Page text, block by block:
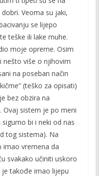
Veoma su jaki,
se lijepo
teške ili lake muhe.
moje opreme. Osim
nešto više o njihovim
na poseban način
(teško za opisati)
bez obzira na
Ovaj sistem je po meni
bi i neki od nas
tog sistema). Na
vremena da
svakako učiniti uskoro
je takođe imao lijepu